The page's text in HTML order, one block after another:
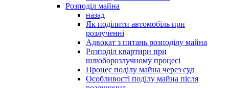
Розподіл майна
назад
Як поділити автомобіль при
розлученні
Адвокат з питань розподілу майна
Розподіл квартири при
шлюборозлучному процесі
Процес поділу майна через суд
Особливості поділу майна після